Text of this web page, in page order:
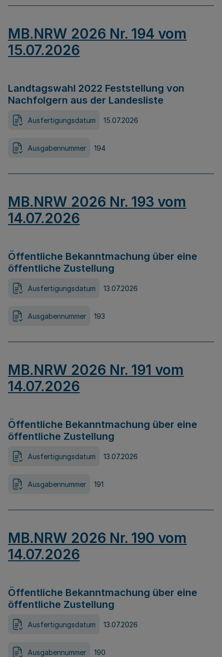
MB.NRW 2026 Nr. 194 vom
15.07.2026
Landtagswahl 2022 Feststellung von
Nachfolgern aus der Landesliste
Ausfertigungsdatum 15.07.2026
Ausgabennummer 194
MB.NRW 2026 Nr. 193 vom
14.07.2026
Öffentliche Bekanntmachung über eine
öffentliche Zustellung
Ausfertigungsdatum 13.07.2026
Ausgabennummer 193
MB.NRW 2026 Nr. 191 vom
14.07.2026
Öffentliche Bekanntmachung über eine
öffentliche Zustellung
Ausfertigungsdatum 13.07.2026
Ausgabennummer 191
MB.NRW 2026 Nr. 190 vom
14.07.2026
Öffentliche Bekanntmachung über eine
öffentliche Zustellung
Ausfertigungsdatum 13.07.2026
Ausgabennummer 190